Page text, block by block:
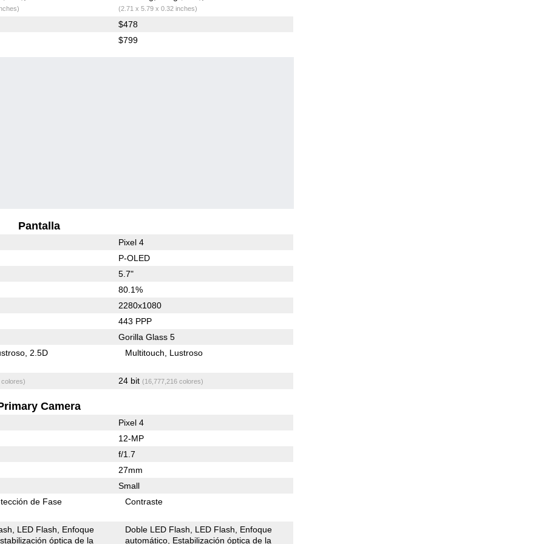
(2.71 x 5.79 x 0.32 inches)
$478
$799
Pantalla
Pixel 4
P-OLED
5.7"
80.1%
2280x1080
443 PPP
Gorilla Glass 5
2.5D Multitouch Lustroso
24 bit (16,777,216 colores)
Camera
Pixel 4
12-MP
f/1.7
27mm
Small
de Fase
Contraste
LED Flash
Enfoque
óptica de la
Doble LED Flash LED Flash
Enfoque
automático Estabilización óptica de la